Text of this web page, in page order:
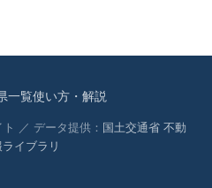
一覧使い方・解説
／ データ提供： 国土交通省 不動
イブラリ